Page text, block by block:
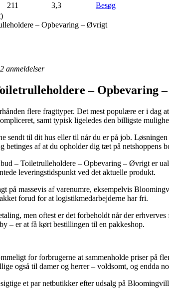
211 3,3
Besøg
– Opbevaring – Øvrigt
anmeldelser
– Opbevaring
flere fragttyper. Det mest populære er i
samt typisk ligeledes den billigste
sendt til dit hus eller til når du er på job.
betinges af at du opholder dig tæt på netshoppens
– Toiletrulleholdere – Opbevaring – Øvrigt er
leveringstidspunkt ved det aktuelle produkt.
på massevis af varenumre, eksempelvis
forud for at logistikmedarbejderne har fri.
men oftest er det forbeholdt når der
– er at få kørt bestillingen til en pakkeshop.
for forbrugerne at sammenholde priser på
også til damer og herrer – voldsomt, og endda
et par netbutikker efter udsalg på